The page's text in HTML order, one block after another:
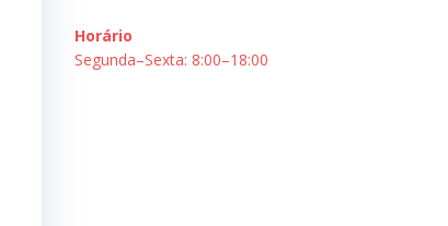
Horário
Segunda–Sexta: 8:00–18:00